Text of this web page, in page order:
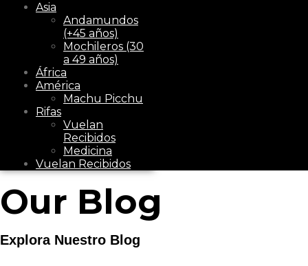
Asia
Andamundos
(+45 años)
Mochileros (30
a 49 años)
África
América
Machu Picchu
Rifas
Vuelan
Recibidos
Medicina
Vuelan Recibidos
Our Blog
Explora Nuestro Blog